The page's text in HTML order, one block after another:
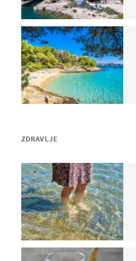
ZDRAVLJE